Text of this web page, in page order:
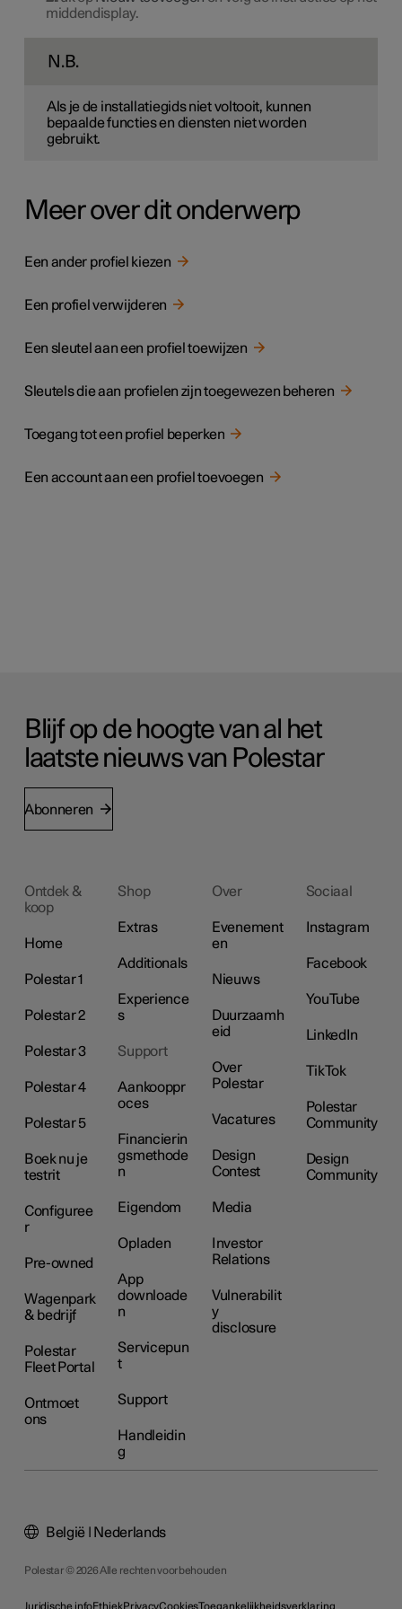
middendisplay.
N.B.
Als je de installatiegids niet voltooit, kunnen
bepaalde functies en diensten niet worden
gebruikt.
Meer over dit onderwerp
Een ander profiel kiezen
Een profiel verwijderen
Een sleutel aan een profiel toewijzen
Sleutels die aan profielen zijn toegewezen beheren
Toegang tot een profiel beperken
Een account aan een profiel toevoegen
Blijf op de hoogte van al het
laatste nieuws van Polestar
Abonneren
Ontdek &
koop
Home
Polestar 1
Polestar 2
Polestar 3
Polestar 4
Polestar 5
Boek nu je
testrit
Configuree
r
Pre-owned
Wagenpark
& bedrijf
Polestar
Fleet Portal
Ontmoet
ons
Shop
Extras
Additionals
Experience
s
Support
Aankooppr
oces
Financierin
gsmethode
n
Eigendom
Opladen
App
downloade
n
Servicepun
t
Support
Handleidin
g
Over
Evenement
en
Nieuws
Duurzaamh
eid
Over
Polestar
Vacatures
Design
Contest
Media
Investor
Relations
Vulnerabilit
y
disclosure
Sociaal
Instagram
Facebook
YouTube
LinkedIn
TikTok
Polestar
Community
Design
Community
Polestar © 2026 Alle rechten voorbehouden
Juridische infoEthiekPrivacyCookiesToegankelijkheidsverklaring
België | Nederlands